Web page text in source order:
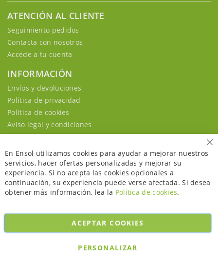
ATENCIÓN AL CLIENTE
Seguimiento pedidos
Contacta con nosotros
Accede a tu cuenta
INFORMACIÓN
Envíos y devoluciones
Política de privacidad
Política de cookies
Aviso legal y condiciones
Copyright © 2026. All rights reserved. Powered byBobaly Partners.
En Ensol utilizamos cookies para ayudar a mejorar nuestros
servicios, hacer ofertas personalizadas y mejorar su
experiencia. Si no acepta las cookies opcionales a
continuación, su experiencia puede verse afectada. Si desea
obtener más información, lea la Política de cookies.
ACEPTAR COOKIES
PERSONALIZAR